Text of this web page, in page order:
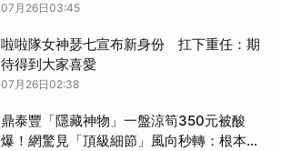
07月26日03:45
啦啦隊女神瑟七宣布新身份 扛下重任：期
待得到大家喜愛
07月26日02:38
鼎泰豐「隱藏神物」一盤涼筍350元被酸
爆！網驚見「頂級細節」風向秒轉：根本沒